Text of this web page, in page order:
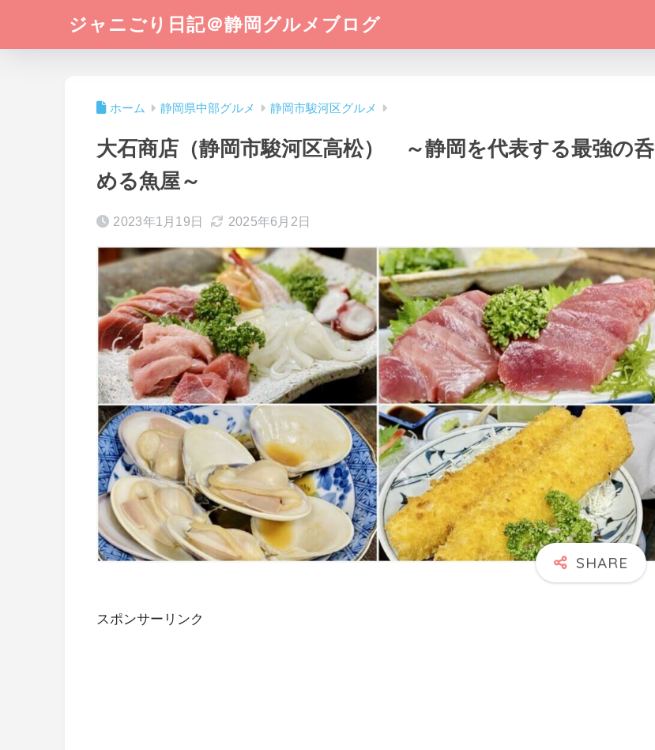
ジャニごり日記＠静岡グルメブログ
ホーム 静岡県中部グルメ 静岡市駿河区グルメ
大石商店（静岡市駿河区高松） ～静岡を代表する最強の呑
める魚屋～
2023年1月19日 2025年6月2日
スポンサーリンク